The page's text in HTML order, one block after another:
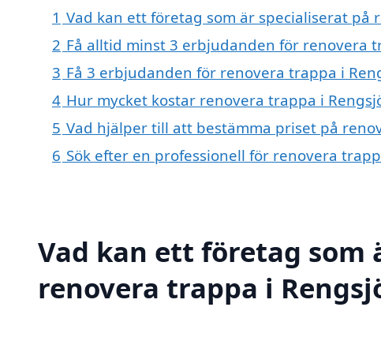
1 Vad kan ett företag som är specialiserat
2 Få alltid minst 3 erbjudanden för renovera
3 Få 3 erbjudanden för renovera trappa i
4 Hur mycket kostar renovera trappa i
5 Vad hjälper till att bestämma priset på
6 Sök efter en professionell för renovera
Vad kan ett företag som
renovera trappa i